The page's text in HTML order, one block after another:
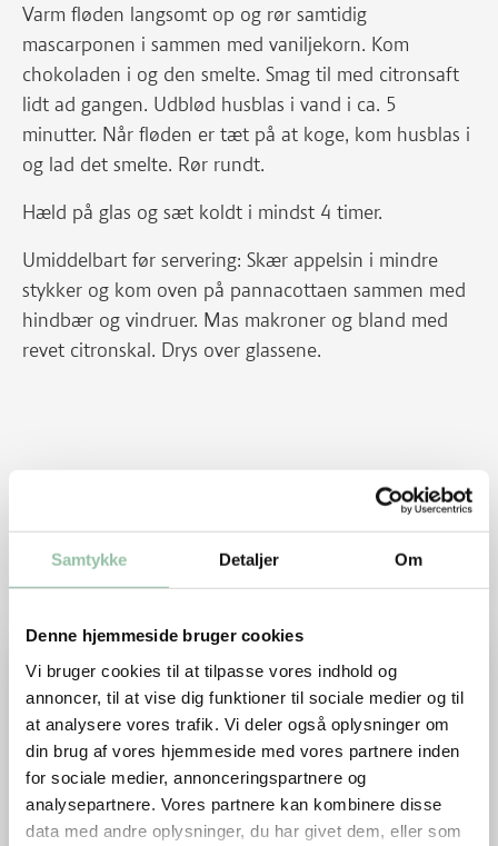
Samtykke Detaljer Om
Denne hjemmeside bruger cookies
Vi bruger cookies til at tilpasse vores indhold og
annoncer, til at vise dig funktioner til sociale medier og til
at analysere vores trafik. Vi deler også oplysninger om
din brug af vores hjemmeside med vores partnere inden
for sociale medier, annonceringspartnere og
analysepartnere. Vores partnere kan kombinere disse
data med andre oplysninger, du har givet dem, eller som
Varm fløden langsomt op og rør samtidig
mascarponen i sammen med vaniljekorn. Kom
chokoladen i og den smelte. Smag til med citronsaft
lidt ad gangen. Udblød husblas i vand i ca. 5
minutter. Når fløden er tæt på at koge, kom husblas i
og lad det smelte. Rør rundt.
Hæld på glas og sæt koldt i mindst 4 timer.
Umiddelbart før servering: Skær appelsin i mindre
stykker og kom oven på pannacottaen sammen med
hindbær og vindruer. Mas makroner og bland med
revet citronskal. Drys over glassene.
ostesnak.dk.
Relaterede opskrifter
Læs mere om Blåbær cheesecake